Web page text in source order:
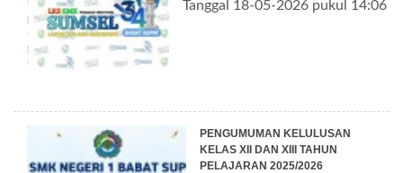
Tanggal 18-05-2026 pukul 14:06
PENGUMUMAN KELULUSAN
KELAS XII DAN XIII TAHUN
PELAJARAN 2025/2026